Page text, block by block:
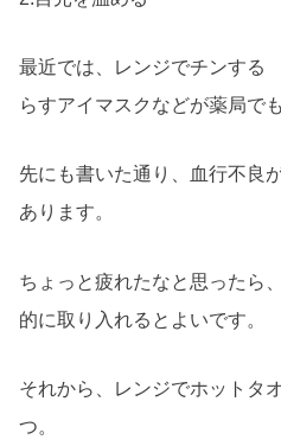
最近では、レンジでチンす
らすアイマスクなどが薬局で
先にも書いた通り、血行不良
あります。
ちょっと疲れたなと思ったら
的に取り入れるとよいです。
それから、レンジでホットタ
つ。